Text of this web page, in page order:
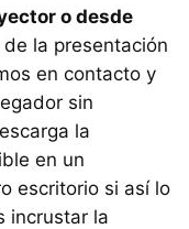
o desde
la presentación
en contacto y
sin
la
en un
escritorio si así lo
incrustar la